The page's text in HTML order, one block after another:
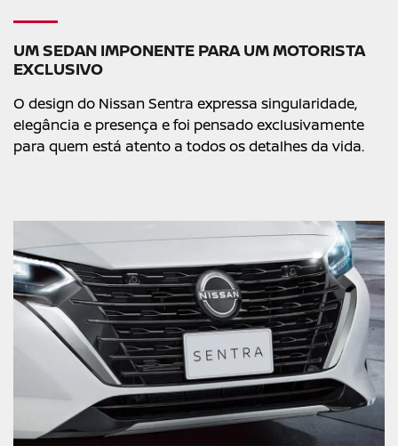
UM SEDAN IMPONENTE PARA UM MOTORISTA
EXCLUSIVO
O design do Nissan Sentra expressa singularidade,
elegância e presença e foi pensado exclusivamente
para quem está atento a todos os detalhes da vida.